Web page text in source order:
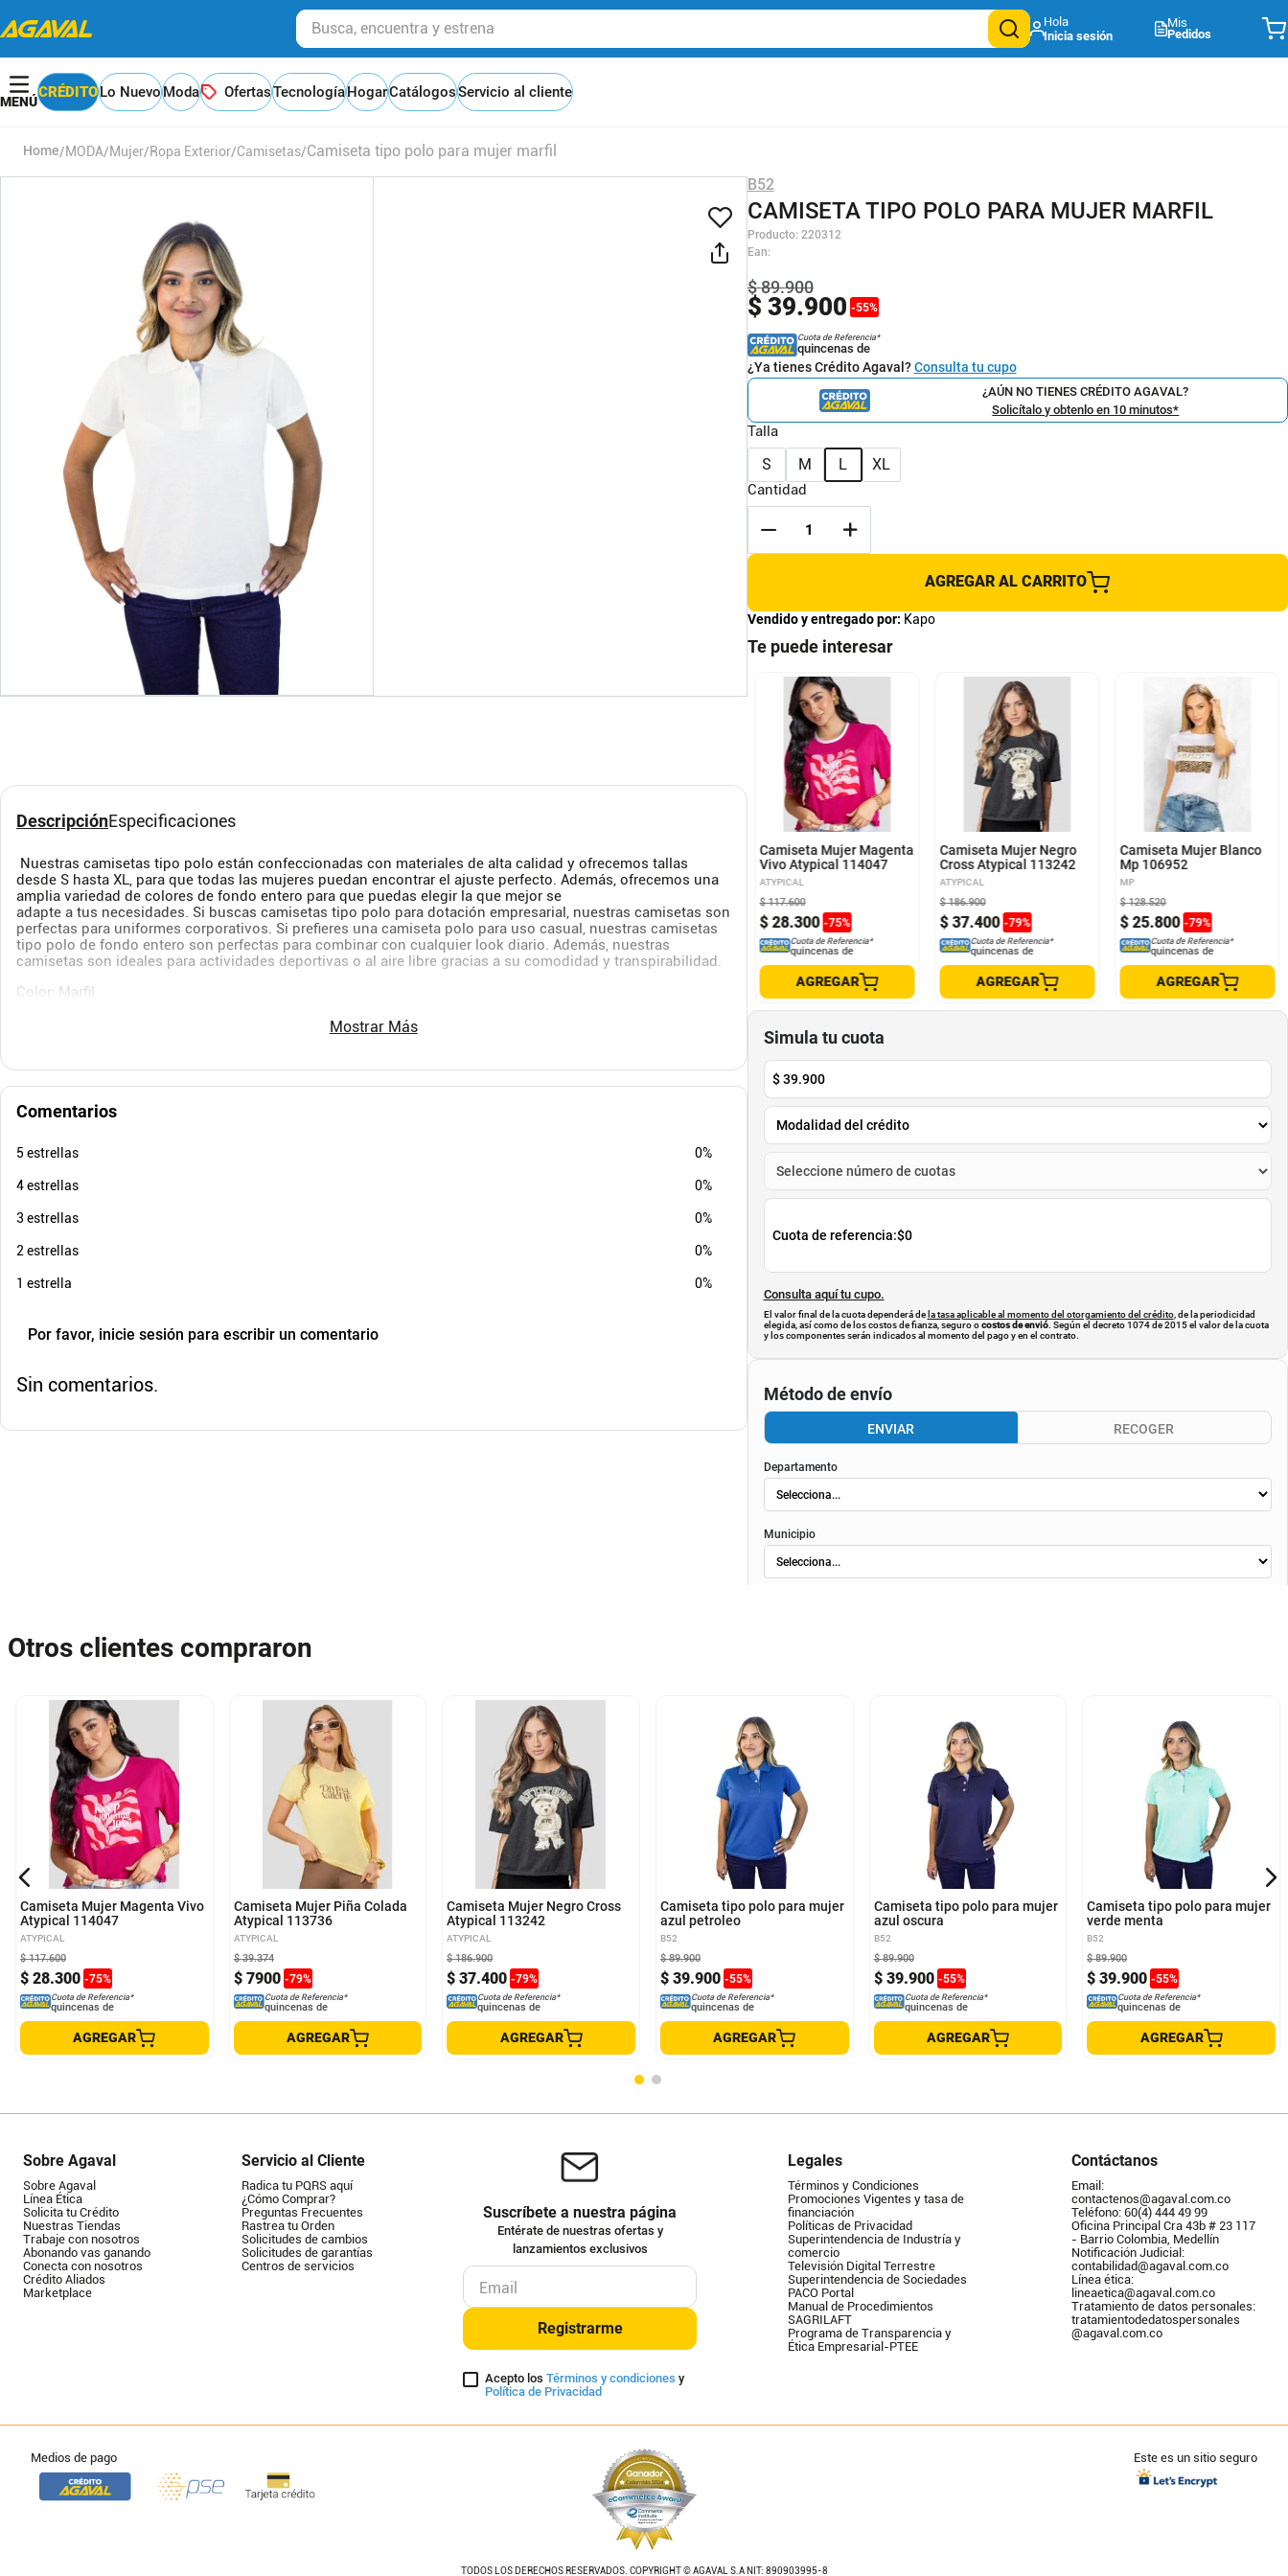
Busca, encuentra y estrena
Mis
Pedidos
CRÉDITOLo NuevoModa OfertasTecnologíaHogarCatálogosServicio al cliente
MODA Mujer Ropa Exterior Camisetas Camiseta tipo polo para mujer marfil
DescripciónEspecificaciones
Nuestras camisetas tipo polo están confeccionadas con materiales de alta calidad y ofrecemos tallas
desde S hasta XL, para que todas las mujeres puedan encontrar el ajuste perfecto. Además, ofrecemos una
amplia variedad de colores de fondo entero para que puedas elegir la que mejor se
adapte a tus necesidades. Si buscas camisetas tipo polo para dotación empresarial, nuestras camisetas son
perfectas para uniformes corporativos. Si prefieres una camiseta polo para uso casual, nuestras camisetas
tipo polo de fondo entero son perfectas para combinar con cualquier look diario. Además, nuestras
camisetas son ideales para actividades deportivas o al aire libre gracias a su comodidad y transpirabilidad.
Color: Marfil
Composición: 65%poliester 35%algodon
Actividad: Casual
Cuidados Especiales: No usar blanqueador, lavar a mano, secar en sombra
Mostrar Más
Comentarios
5 estrellas 0%
4 estrellas 0%
3 estrellas 0%
2 estrellas 0%
1 estrella 0%
Por favor, inicie sesión para escribir un comentario
Sin comentarios.
B52
CAMISETA TIPO POLO PARA MUJER MARFIL
Producto: 220312
Ean:
$ 39.900 -55%
$89.900
Cuota de Referencia*
quincenas de
¿Ya tienes Crédito Agaval?Consulta tu cupo
¿AÚN NO TIENES CRÉDITO AGAVAL?
Solicítalo y obtenlo en 10 minutos*
Talla
S M L XL
Cantidad
AGREGAR AL CARRITO
Vendido y entregado por: Kapo
Te puede interesar
$ 39.900 -
$ 89.900
Cuota de Referencia*
quincenas de
$ 39.900 -
$ 89 .900
Cuota de Referencia*
quincenas de
$ 34.400
Cuota de Referencia*
quincenas de
XL
Camiseta Mujer Magenta
Vivo Atypical 114047
ATYPICAL
$ 28.300 -75%
$ 117.600
Cuota de Referencia*
quincenas de
AGREGAR
M XL
Camiseta Mujer Negro
Cross Atypical 113242
ATYPICAL
$ 37.400 -79%
$ 186.900
Cuota de Referencia*
quincenas de
AGREGAR
M XL
XXL
Camiseta Mujer Blanco
Mp 106952
MP
$ 25.800 -79%
$ 128.520
Cuota de Referencia*
quincenas de
AGREGAR
Simula tu cuota
$39.900
Cuota de referencia:$0
Consulta aquí tu cupo.
El valor final de la cuota dependerá de la tasa aplicable al momento del otorgamiento del crédito, de la periodicidad
elegida, así como de los costos de fianza, seguro ocostos de envió. Según el decreto 1074 de 2015 el valor de la cuota
y los componentes serán indicados al momento del pago y en el contrato.
Método de envío
ENVIAR RECOGER
Departamento
Municipio
Otros clientes compraron
XL
Camiseta Mujer Magenta Vivo
Atypical 114047
ATYPICAL
$ 28.300 -75%
$ 117.600
Cuota de Referencia*
quincenas de
AGREGAR
Camiseta Mujer Piña Colada
Atypical 113736
ATYPICAL
$ 7900 -79%
$ 39.374
Cuota de Referencia*
quincenas de
AGREGAR
S M XL
Camiseta Mujer Negro Cross
Atypical 113242
ATYPICAL
$ 37.400 -79%
$ 186.900
Cuota de Referencia*
quincenas de
AGREGAR
Camiseta tipo polo para mujer
azul petroleo
B52
$ 39.900 -55%
$ 89.900
Cuota de Referencia*
quincenas de
AGREGAR
Camiseta tipo polo para mujer
azul oscura
B52
$ 39.900 -55%
$ 89.900
Cuota de Referencia*
quincenas de
AGREGAR
Camiseta tipo polo para mujer
verde menta
B52
$ 39.900 -55%
$ 89.900
Cuota de Referencia*
quincenas de
AGREGAR
Sobre Agaval
Sobre Agaval
Línea Ética
Solicita tu Crédito
Nuestras Tiendas
Trabaje con nosotros
Abonando vas ganando
Conecta con nosotros
Crédito Aliados
Marketplace
Servicio al Cliente
Radica tu PQRS aquí
¿Cómo Comprar?
Preguntas Frecuentes
Rastrea tu Orden
Solicitudes de cambios
Solicitudes de garantías
Centros de servicios
Suscríbete a nuestra página
Entérate de nuestras ofertas y
lanzamientos exclusivos
Registrarme
Acepto los Términos y condiciones y
Política de Privacidad
Legales
Términos y Condiciones
Promociones Vigentes y tasa de
financiación
Políticas de Privacidad
Superintendencia de Industría y
comercio
Televisión Digital Terrestre
Superintendencia de Sociedades
PACO Portal
Manual de Procedimientos
SAGRILAFT
Programa de Transparencia y
Ética Empresarial-PTEE
Contáctanos
Email:
contactenos@agaval.com.co
Teléfono: 60(4) 444 49 99
Oficina Principal Cra 43b # 23 117
- Barrio Colombia, Medellín
Notificación Judicial:
contabilidad@agaval.com.co
Línea ética:
lineaetica@agaval.com.co
Tratamiento de datos personales:
tratamientodedatospersonales
@agaval.com.co
Medios de pago
TODOS LOS DERECHOS RESERVADOS. COPYRIGHT © AGAVAL S.A NIT: 890903995-8
Este es un sitio seguro